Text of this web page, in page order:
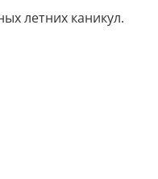
летних каникул.